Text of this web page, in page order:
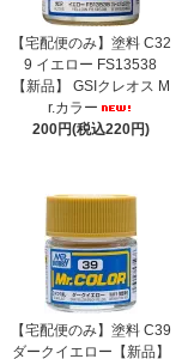
【宅配便のみ】塗料 C32
9 イエロー FS13538
【新品】 GSIクレオス M
r.カラー
200円(税込220円)
【宅配便のみ】塗料 C39
ダークイエロー【新品】